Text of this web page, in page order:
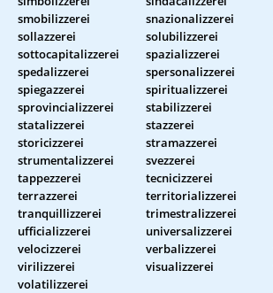
smobilizzerei
snazionalizzerei
sollazzerei
solubilizzerei
sottocapitalizzerei
spazializzerei
spedalizzerei
spersonalizzerei
spiegazzerei
spiritualizzerei
sprovincializzerei
stabilizzerei
statalizzerei
stazzerei
storicizzerei
stramazzerei
strumentalizzerei
svezzerei
tappezzerei
tecnicizzerei
terrazzerei
territorializzerei
tranquillizzerei
trimestralizzerei
ufficializzerei
universalizzerei
velocizzerei
verbalizzerei
virilizzerei
visualizzerei
volatilizzerei